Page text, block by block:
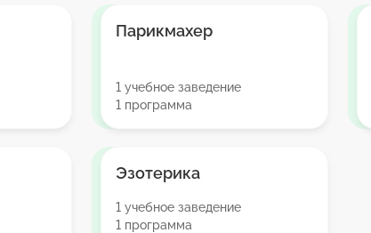
Парикмахер
1 учебное заведение
1 программа
Эзотерика
1 учебное заведение
1 программа